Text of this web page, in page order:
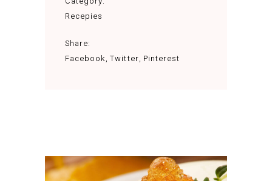
Recepies
Share:
Facebook Twitter Pinterest